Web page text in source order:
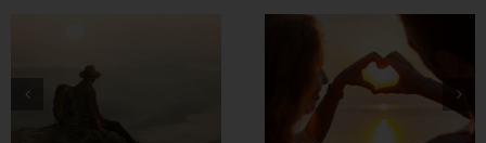
အချစ်တွေ ပိုတိုးလာ